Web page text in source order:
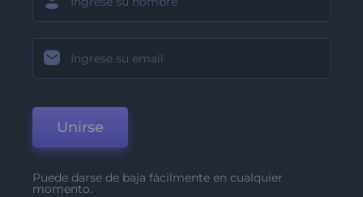
Unirse
Puede darse de baja fácilmente en cualquier
momento.